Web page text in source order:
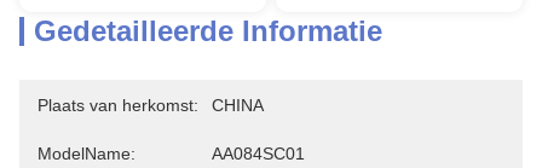
Gedetailleerde Informatie
Plaats van herkomst: CHINA
ModelName: AA084SC01